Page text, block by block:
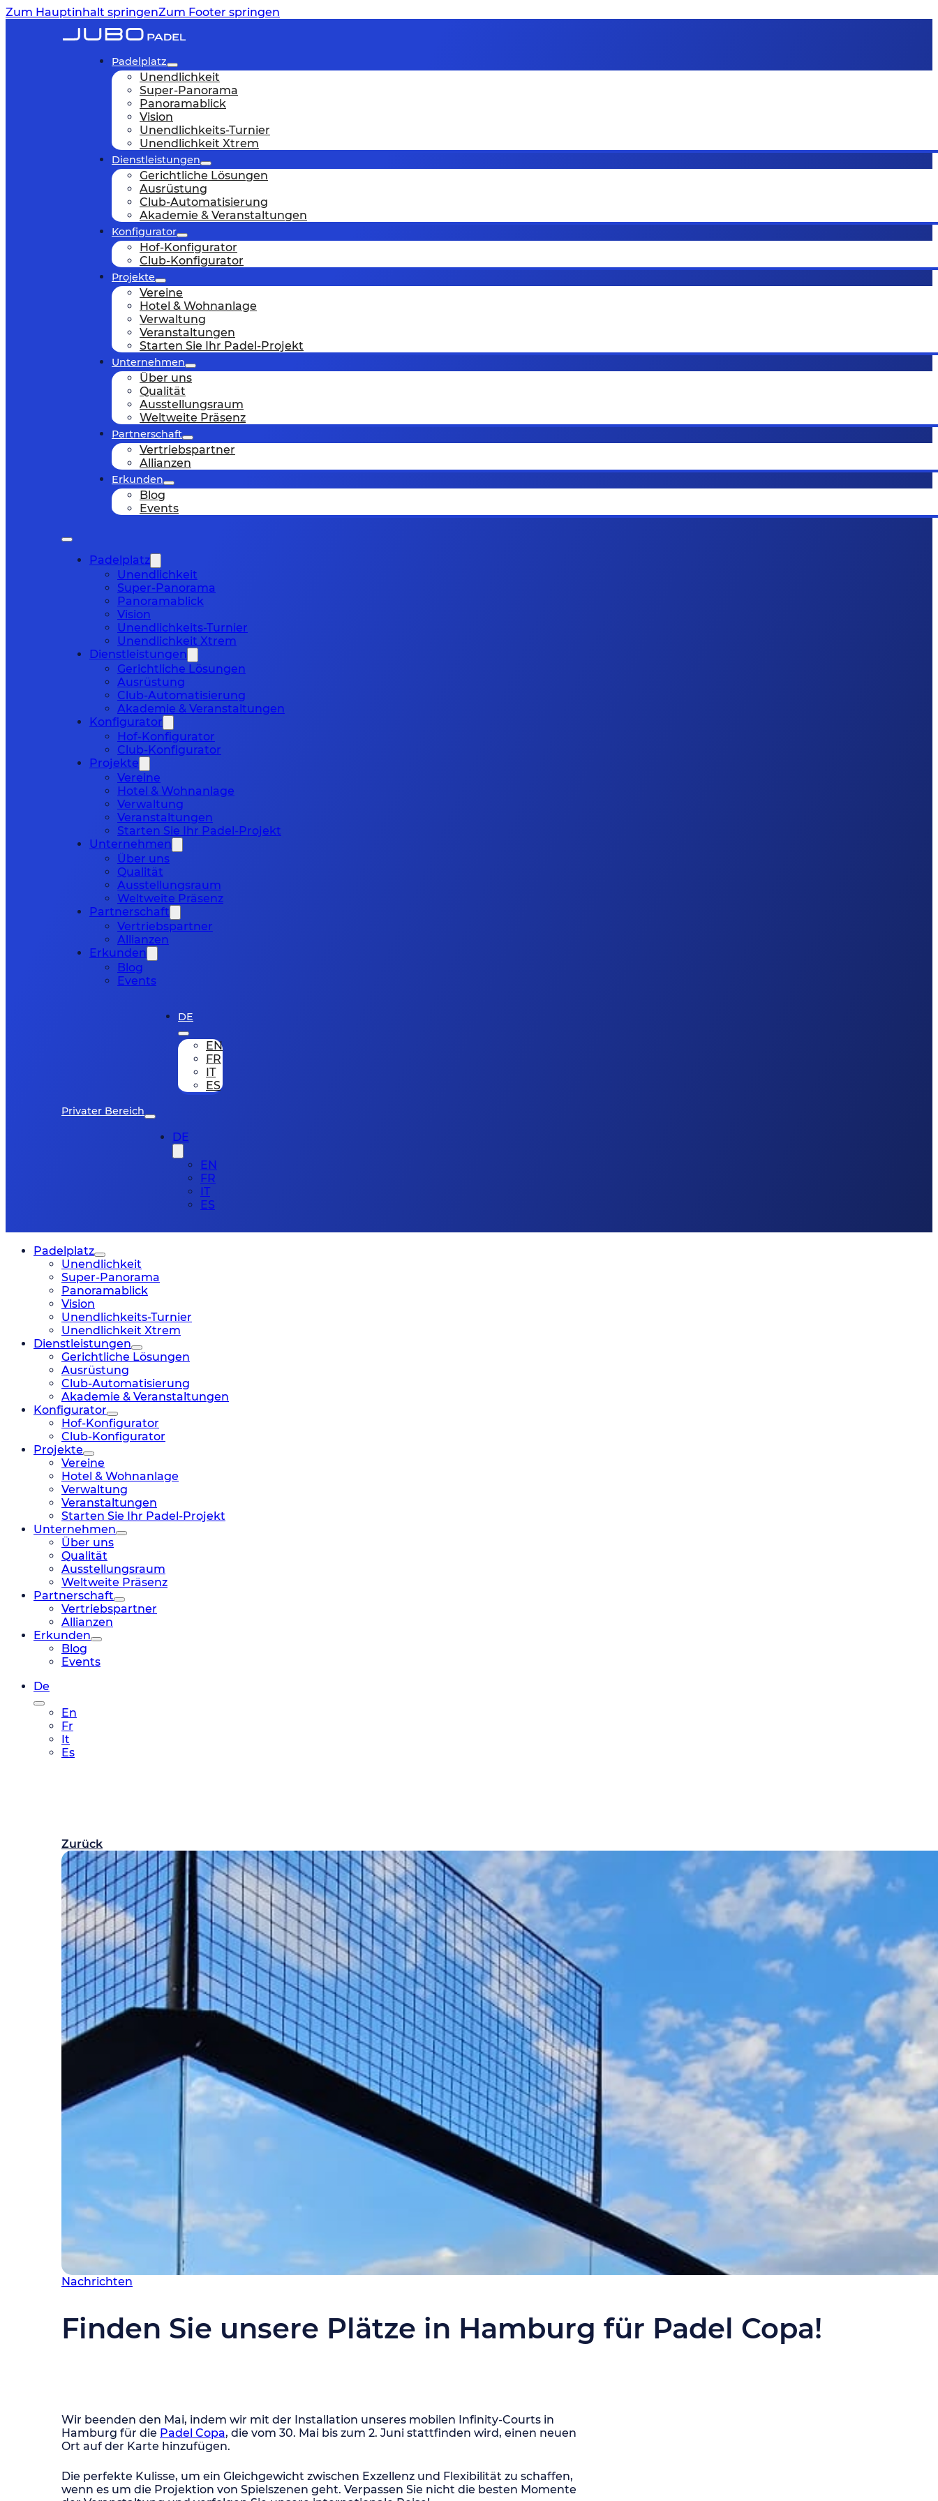
Zum Hauptinhalt springenZum Footer springen
Padelplatz
Unendlichkeit
Super-Panorama
Panoramablick
Vision
Unendlichkeits-Turnier
Unendlichkeit Xtrem
Dienstleistungen
Gerichtliche Lösungen
Ausrüstung
Club-Automatisierung
Akademie & Veranstaltungen
Konfigurator
Hof-Konfigurator
Club-Konfigurator
Projekte
Vereine
Hotel & Wohnanlage
Verwaltung
Veranstaltungen
Starten Sie Ihr Padel-Projekt
Unternehmen
Über uns
Qualität
Ausstellungsraum
Weltweite Präsenz
Partnerschaft
Vertriebspartner
Allianzen
Erkunden
Blog
Events
Padelplatz
Unendlichkeit
Super-Panorama
Panoramablick
Vision
Unendlichkeits-Turnier
Unendlichkeit Xtrem
Dienstleistungen
Gerichtliche Lösungen
Ausrüstung
Club-Automatisierung
Akademie & Veranstaltungen
Konfigurator
Hof-Konfigurator
Club-Konfigurator
Projekte
Vereine
Hotel & Wohnanlage
Verwaltung
Veranstaltungen
Starten Sie Ihr Padel-Projekt
Unternehmen
Über uns
Qualität
Ausstellungsraum
Weltweite Präsenz
Partnerschaft
Vertriebspartner
Allianzen
Erkunden
Blog
Events
Privater Bereich
DE
EN
FR
IT
ES
DE
EN
FR
IT
ES
Padelplatz
Unendlichkeit
Super-Panorama
Panoramablick
Vision
Unendlichkeits-Turnier
Unendlichkeit Xtrem
Dienstleistungen
Gerichtliche Lösungen
Ausrüstung
Club-Automatisierung
Akademie & Veranstaltungen
Konfigurator
Hof-Konfigurator
Club-Konfigurator
Projekte
Vereine
Hotel & Wohnanlage
Verwaltung
Veranstaltungen
Starten Sie Ihr Padel-Projekt
Unternehmen
Über uns
Qualität
Ausstellungsraum
Weltweite Präsenz
Partnerschaft
Vertriebspartner
Allianzen
Erkunden
Blog
Events
De
En
Fr
It
Es
Zurück
Nachrichten
Finden Sie unsere Plätze in Hamburg für Padel Copa!
Wir beenden den Mai, indem wir mit der Installation unseres mobilen Infinity-Courts in
Hamburg für die Padel Copa, die vom 30. Mai bis zum 2. Juni stattfinden wird, einen neuen
Ort auf der Karte hinzufügen.
Die perfekte Kulisse, um ein Gleichgewicht zwischen Exzellenz und Flexibilität zu schaffen,
wenn es um die Projektion von Spielszenen geht. Verpassen Sie nicht die besten Momente